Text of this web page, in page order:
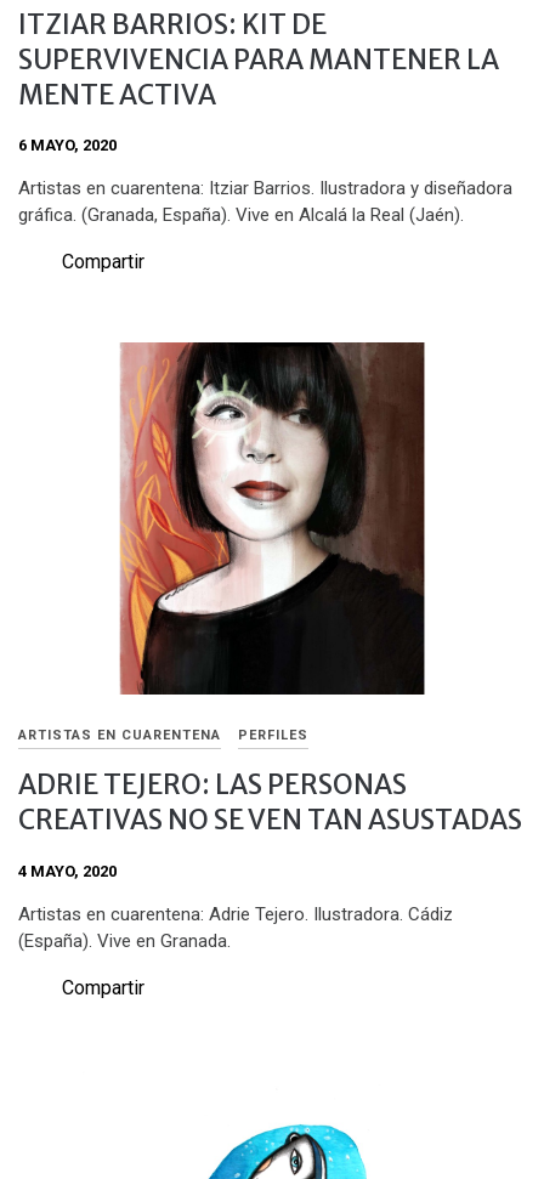
ITZIAR BARRIOS: KIT DE
SUPERVIVENCIA PARA MANTENER LA
MENTE ACTIVA
6 MAYO, 2020
Artistas en cuarentena: Itziar Barrios. Ilustradora y diseñadora
gráfica. (Granada, España). Vive en Alcalá la Real (Jaén).
Compartir
ARTISTAS EN CUARENTENA PERFILES
ADRIE TEJERO: LAS PERSONAS
CREATIVAS NO SE VEN TAN ASUSTADAS
4 MAYO, 2020
Artistas en cuarentena: Adrie Tejero. Ilustradora. Cádiz
(España). Vive en Granada.
Compartir